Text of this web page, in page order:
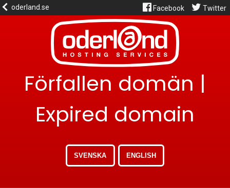
oderland.se Facebook Twitter
Förfallen domän |
Expired domain
SVENSKA ENGLISH